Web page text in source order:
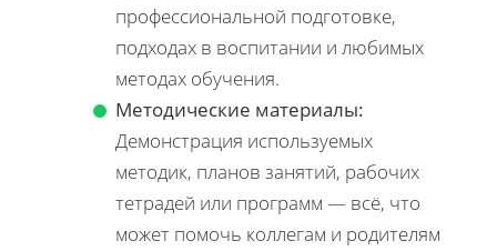
профессиональной подготовке,
подходах в воспитании и любимых
методах обучения.
Методические материалы:
Демонстрация используемых
методик, планов занятий, рабочих
тетрадей или программ — всё, что
может помочь коллегам и родителям